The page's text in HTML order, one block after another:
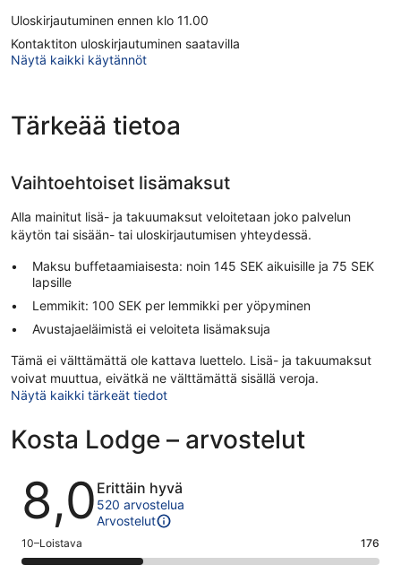
Uloskirjautuminen ennen klo 11.00
Kontaktiton uloskirjautuminen saatavilla
Näytä kaikki käytännöt
Tärkeää tietoa
Vaihtoehtoiset lisämaksut
Alla mainitut lisä- ja takuumaksut veloitetaan joko palvelun
käytön tai sisään- tai uloskirjautumisen yhteydessä.
Maksu buffetaamiaisesta: noin 145 SEK aikuisille ja 75 SEK
lapsille
Lemmikit: 100 SEK per lemmikki per yöpyminen
Avustajaeläimistä ei veloiteta lisämaksuja
Tämä ei välttämättä ole kattava luettelo. Lisä- ja takuumaksut
voivat muuttua, eivätkä ne välttämättä sisällä veroja.
Näytä kaikki tärkeät tiedot
Kosta Lodge – arvostelut
Arvostelut
8,0 Erittäin hyvä
520 arvostelua
Arvostelut
Arvosana
10–Loistava 176